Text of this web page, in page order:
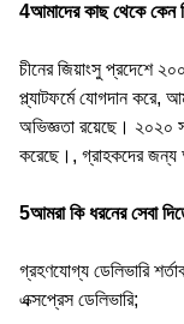
4আমাদের কাছ থেকে কেন
চীনের জিয়াংসু প্রদেশে
প্ল্যাটফর্মে যোগদান করে,
অভিজ্ঞতা রয়েছে। ২০২০
করেছে।, গ্রাহকদের জন্য
5আমরা কি ধরনের সেবা
গ্রহণযোগ্য ডেলিভারি
এক্সপ্রেস ডেলিভারি;